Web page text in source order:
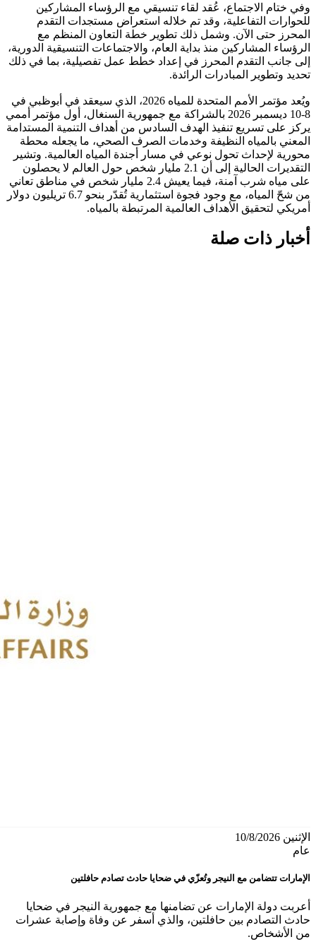
وفي ختام الاجتماع، عُقد لقاء تنسيقي مع الرؤساء المشاركين
للحوارات التفاعلية، وقد تم خلاله استعراض مستجدات التقدم
المحرز حتى الآن. وشمل ذلك تطوير خطة التعاون المنظم مع
الرؤساء المشاركين منذ بداية العام، والاجتماعات التنسيقية الدورية،
إلى جانب التقدم المحرز في إعداد خطط عمل تفصيلية، بما في ذلك
تحديد وتطوير المبادرات الرائدة.
ويُعد مؤتمر الأمم المتحدة للمياه 2026، الذي سيعقد في أبوظبي في
8-10 ديسمبر 2026 بالشراكة مع جمهورية السنغال، أول مؤتمر أممي
يركز على تسريع تنفيذ الهدف السادس من أهداف التنمية المستدامة
المعني بالمياه النظيفة وخدمات الصرف الصحي، ما يجعله محطة
محورية لإحداث تحول نوعي في مسار أجندة المياه العالمية. وتشير
التقديرات الحالية إلى أن 2.1 مليار شخص حول العالم لا يحصلون
على مياه شرب آمنة، فيما يعيش 2.4 مليار شخص في مناطق تعاني
من شحّ المياه، مع وجود فجوة استثمارية تُقدّر بنحو 6.7 تريليون دولار
أمريكي لتحقيق الأهداف العالمية المرتبطة بالمياه.
أخبار ذات صلة
الإثنين 10/8/2026
عام
الإمارات تتضامن مع النيجر وتُعزّي في ضحايا حادث تصادم حافلتين
أعربت دولة الإمارات عن تضامنها مع جمهورية النيجر في ضحايا
حادث التصادم بين حافلتين، والذي أسفر عن وفاة وإصابة عشرات
من الأشخاص.